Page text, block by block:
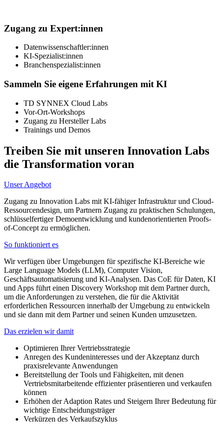
Zugang zu Expert:innen
Datenwissenschaftler:innen
KI-Spezialist:innen
Branchenspezialist:innen
Sammeln Sie eigene Erfahrungen mit KI
TD SYNNEX Cloud Labs
Vor-Ort-Workshops
Zugang zu Hersteller Labs
Trainings und Demos
Treiben Sie mit unseren Innovation Labs
die Transformation voran
Unser Angebot
Zugang zu Innovation Labs mit KI-fähiger Infrastruktur und Cloud-
Ressourcendesign, um Partnern Zugang zu praktischen Schulungen,
schlüsselfertiger Demoentwicklung und kundenorientierten Proofs-
of-Concept zu ermöglichen.
So funktioniert es
Wir verfügen über Umgebungen für spezifische KI-Bereiche wie
Large Language Models (LLM), Computer Vision,
Geschäftsautomatisierung und KI-Analysen. Das CoE für Daten, KI
und Apps führt einen Discovery Workshop mit dem Partner durch,
um die Anforderungen zu verstehen, die für die Aktivität
erforderlichen Ressourcen innerhalb der Umgebung zu entwickeln
und sie dann mit dem Partner und seinen Kunden umzusetzen.
Das erzielen wir damit
Optimieren Ihrer Vertriebsstrategie
Anregen des Kundeninteresses und der Akzeptanz durch
praxisrelevante Anwendungen
Bereitstellung der Tools und Fähigkeiten, mit denen
Vertriebsmitarbeitende effizienter präsentieren und verkaufen
können
Erhöhen der Adaption Rates und Steigern Ihrer Bedeutung für
wichtige Entscheidungsträger
Verkürzen des Verkaufszyklus